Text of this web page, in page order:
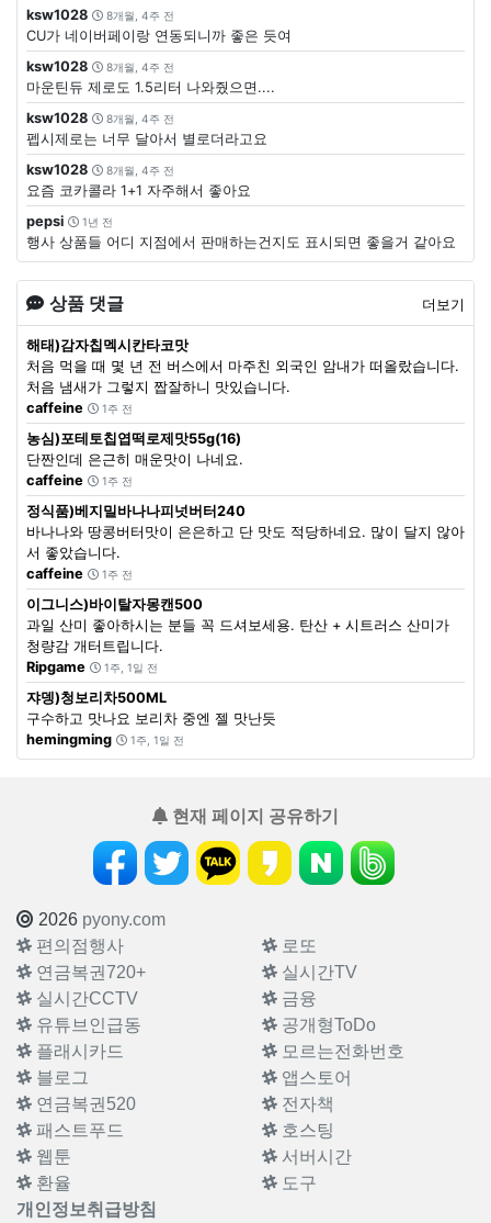
ksw1028 8개월, 4주 전
CU가 네이버페이랑 연동되니까 좋은 듯여
ksw1028
8개월, 4주 전
마운틴듀 제로도 1.5리터 나와줬으면....
ksw1028
8개월, 4주 전
펩시제로는 너무 달아서 별로더라고요
ksw1028
8개월, 4주 전
요즘 코카콜라 1+1 자주해서 좋아요
pepsi
1년 전
행사 상품들 어디 지점에서 판매하는건지도 표시되면 좋을거 같아요
상품 댓글 더보기
해태)감자칩멕시칸타코맛
처음 먹을 때 몇 년 전 버스에서 마주친 외국인 암내가 떠올랐습니다.
처음 냄새가 그렇지 짭잘하니 맛있습니다.
caffeine
1주 전
농심)포테토칩엽떡로제맛55g(16)
단짠인데 은근히 매운맛이 나네요.
caffeine
1주 전
정식품)베지밀바나나피넛버터240
바나나와 땅콩버터맛이 은은하고 단 맛도 적당하네요. 많이 달지 않아
서 좋았습니다.
caffeine
1주 전
이그니스)바이탈자몽캔500
과일 산미 좋아하시는 분들 꼭 드셔보세용. 탄산 + 시트러스 산미가
청량감 개터트립니다.
Ripgame
1주, 1일 전
쟈뎅)청보리차500ML
구수하고 맛나요 보리차 중엔 젤 맛난듯
hemingming
1주, 1일 전
현재 페이지 공유하기
2026 pyony.com
편의점행사
로또
연금복권720+
실시간TV
실시간CCTV
금융
유튜브인급동
공개형ToDo
플래시카드
모르는전화번호
블로그
앱스토어
연금복권520
전자책
패스트푸드
호스팅
웹툰
서버시간
환율
도구
개인정보취급방침